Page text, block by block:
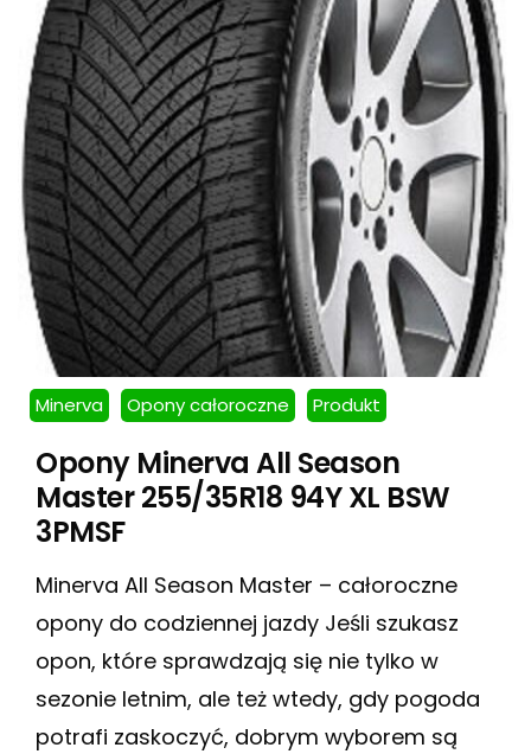
Minerva Opony całoroczne Produkt
Opony Minerva All Season
Master 255/35R18 94Y XL BSW
3PMSF
Minerva All Season Master – całoroczne
opony do codziennej jazdy Jeśli szukasz
opon, które sprawdzają się nie tylko w
sezonie letnim, ale też wtedy, gdy pogoda
potrafi zaskoczyć, dobrym wyborem są